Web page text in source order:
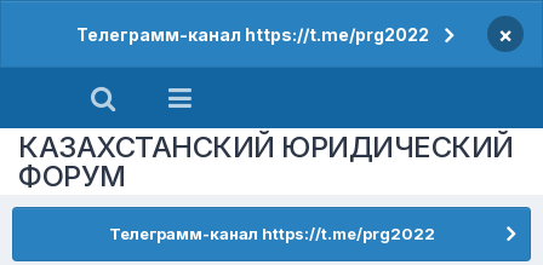
Телеграмм-канал https://t.me/prg2022 ×
КАЗАХСТАНСКИЙ ЮРИДИЧЕСКИЙ
ФОРУМ
Телеграмм-канал https://t.me/prg2022